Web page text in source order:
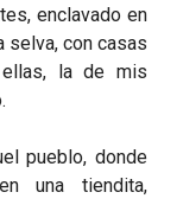
enclavado en
selva, con casas
la de mis
pueblo, donde
una tiendita,